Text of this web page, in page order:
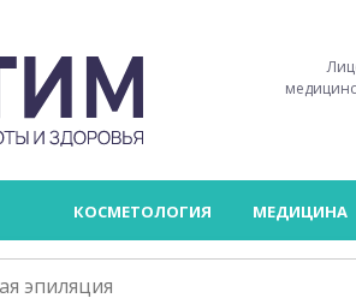
КОСМЕТОЛОГИЯ МЕДИЦИНА